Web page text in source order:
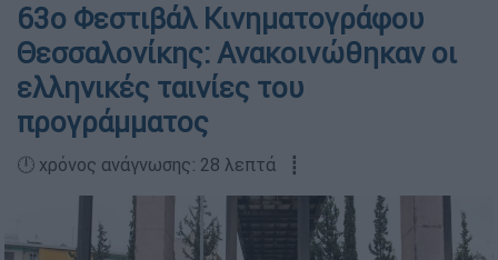
63ο Φεστιβάλ Κινηματογράφου
Θεσσαλονίκης: Ανακοινώθηκαν οι
ελληνικές ταινίες του
προγράμματος
🕛 χρόνος ανάγνωσης: 28 λεπτά ┋